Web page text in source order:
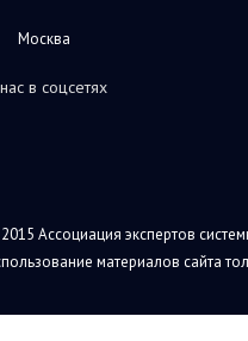
Москва
в соцсетях
Ассоциация экспертов
материалов сайта